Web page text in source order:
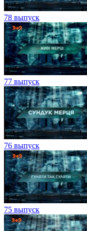
78 выпуск
77 выпуск
76 выпуск
75 выпуск